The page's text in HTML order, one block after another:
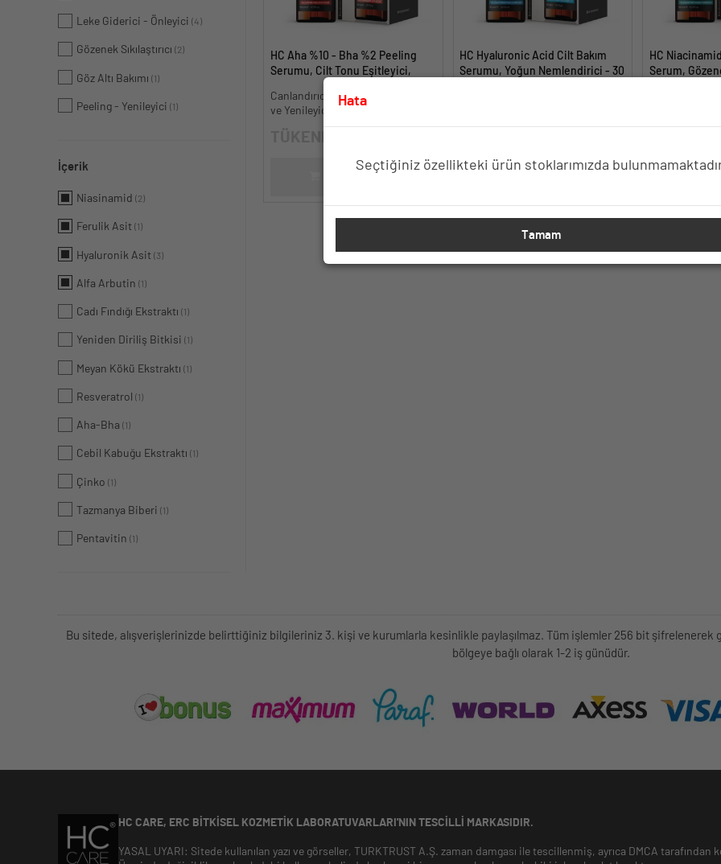
Leke Giderici - Önleyici (4)
Gözenek Sıkılaştırıcı (2)
Göz Altı Bakımı (1)
Peeling - Yenileyici (1)
İçerik
Niasinamid (2)
Ferulik Asit (1)
Hyaluronik Asit (3)
Alfa Arbutin (1)
Cadı Fındığı Ekstraktı (1)
Yeniden Diriliş Bitkisi (1)
Meyan Kökü Ekstraktı (1)
Resveratrol (1)
Aha-Bha (1)
Cebil Kabuğu Ekstraktı (1)
Çinko (1)
Tazmanya Biberi (1)
Pentavitin (1)
HC Aha %10 - Bha %2 Peeling
Serumu, Cilt Tonu Eşitleyici,
Canlandırıcı, Cilt Tonu Eşitleyici
ve Yenileyici Etki
SEPETE EKLE
HC Hyaluronic Acid Cilt Bakım
Serumu, Yoğun Nemlendirici - 30
HC
Serum,
Yağlanma ve
İçin Gözenek
Bu sitede, alışverişlerinizde belirttiğiniz bilgileriniz 3. kişi ve kurumlarla kesinlikle paylaşılmaz. Tüm işlemler 256 bit
bölgeye bağlı olarak 1-2 iş günüdür.
HC CARE, ERC BITKISEL KOZMETIK LABORATUVARLARI'NIN TESCILLI MARKASIDIR.
YASAL UYARI: Sitede kullanılan yazı ve görseller, TURKTRUST A.Ş. zaman damgası ile tescillenmiş, ayrıca DMCA tarafından
Hata
Seçtiğiniz özellikteki ürün stoklarımızda
Tamam